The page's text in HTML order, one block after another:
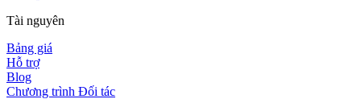
Tài nguyên
Bảng giá
Hỗ trợ
Blog
Chương trình Đối tác